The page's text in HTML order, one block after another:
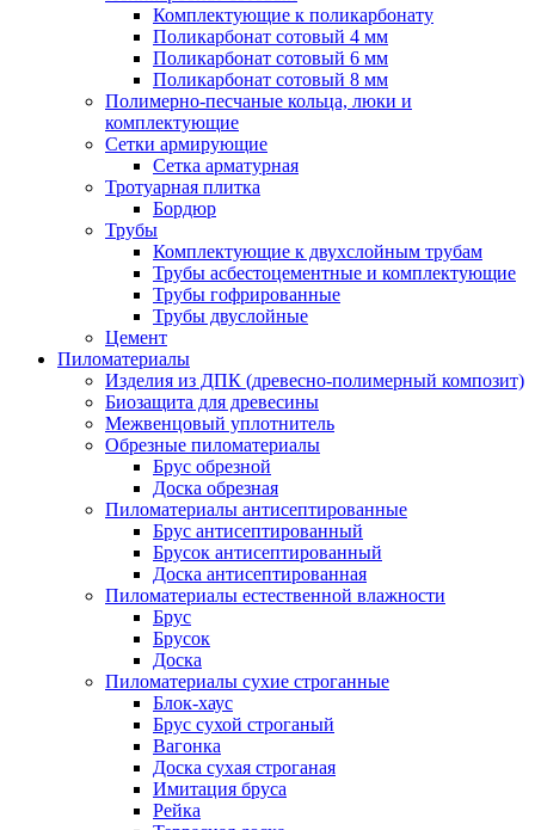
Комплектующие к поликарбонату
Поликарбонат сотовый 4 мм
Поликарбонат сотовый 6 мм
Поликарбонат сотовый 8 мм
Полимерно-песчаные кольца, люки и
комплектующие
Сетки армирующие
Сетка арматурная
Тротуарная плитка
Бордюр
Трубы
Комплектующие к двухслойным трубам
Трубы асбестоцементные и комплектующие
Трубы гофрированные
Трубы двуслойные
Цемент
Пиломатериалы
Изделия из ДПК (древесно-полимерный композит)
Биозащита для древесины
Межвенцовый уплотнитель
Обрезные пиломатериалы
Брус обрезной
Доска обрезная
Пиломатериалы антисептированные
Брус антисептированный
Брусок антисептированный
Доска антисептированная
Пиломатериалы естественной влажности
Брус
Брусок
Доска
Пиломатериалы сухие строганные
Блок-хаус
Брус сухой строганый
Вагонка
Доска сухая строганая
Имитация бруса
Рейка